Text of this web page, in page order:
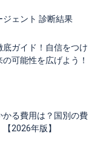
ェント 診断結果
ガイド！自信をつけ
可能性を広げよう！
かる費用は？国別の費
2026年版】